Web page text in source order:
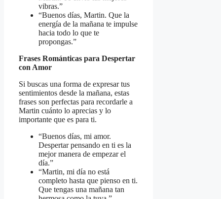
vibras.”
“Buenos días, Martin. Que la
energía de la mañana te impulse
hacia todo lo que te
propongas.”
Frases Románticas para Despertar
con Amor
Si buscas una forma de expresar tus
sentimientos desde la mañana, estas
frases son perfectas para recordarle a
Martin cuánto lo aprecias y lo
importante que es para ti.
“Buenos días, mi amor.
Despertar pensando en ti es la
mejor manera de empezar el
día.”
“Martin, mi día no está
completo hasta que pienso en ti.
Que tengas una mañana tan